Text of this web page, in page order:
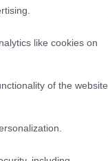
like cookies on
of the website